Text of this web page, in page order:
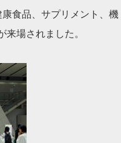
食品、サプリメント、機
場されました。